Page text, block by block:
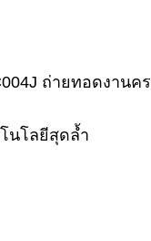
ถ่ายทอดงานคร
โนโลยีสุดล้ำ